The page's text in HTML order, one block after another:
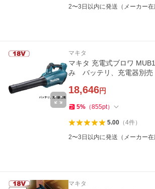
2〜3日以内に発送（メーカー在
マキタ
マキタ 充電式ブロワ MUB184DZ
み バッテリ、充電器別売
18,646円
5% （855pt）
5.00（4件）
2〜3日以内に発送（メーカー在
マキタ